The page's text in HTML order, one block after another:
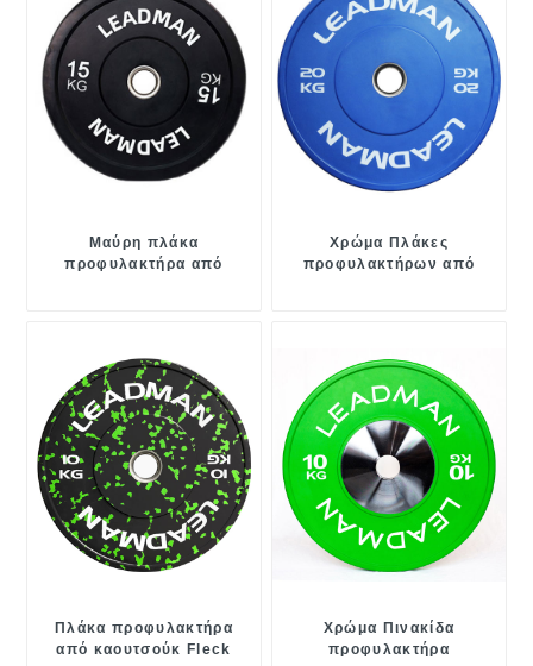
Μαύρη πλάκα
προφυλακτήρα από
Χρώμα Πλάκες
προφυλακτήρων από
Πλάκα προφυλακτήρα
από καουτσούκ Fleck
Χρώμα Πινακίδα
προφυλακτήρα